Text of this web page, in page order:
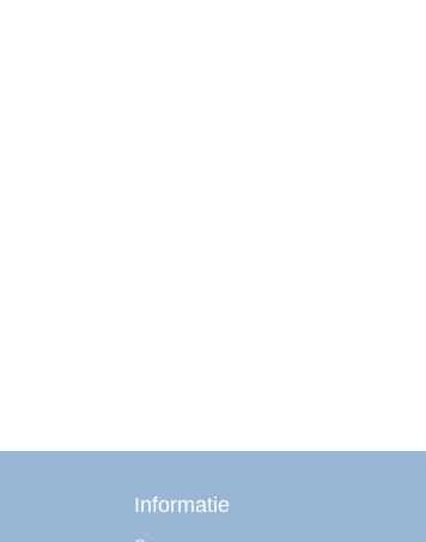
Informatie